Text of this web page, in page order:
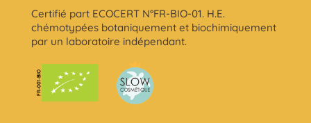
Certifié part ECOCERT N°FR-BIO-01. H.E.
chémotypées botaniquement et biochimiquement
par un laboratoire indépendant.